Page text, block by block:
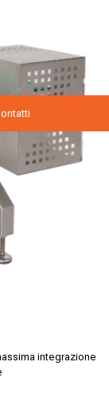
integrazione